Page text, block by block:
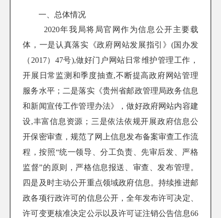
一、总体情况
2020年我局将局官网作为信息公开主要载
体，一是认真落实《政府网站发展指引》 (国办发
（ 2017） 47号),做好门户网站日常维护管理工作，
开展日常监测和季度抽查,不断提高政府网站管理
服务水平；二是落实《贵州省邮政管理局政务信息
和新闻宣传工作管理办法》，做好政府网站内容建
设,丰富信息资源；三是依法依规开展政府信息公
开保密审查，规范了网上信息发布备案审查工作流
程，按照“统一领导、分工负责、先审后发、严格
监督”的原则，严格信息报送、审查、发布管理。
四是及时主动公开重点领域政府信息。持续推进邮
政各项行政许可的信息公开，全年发布许可决定、
许可变更核准决定公示以及许可证注销公告信息66